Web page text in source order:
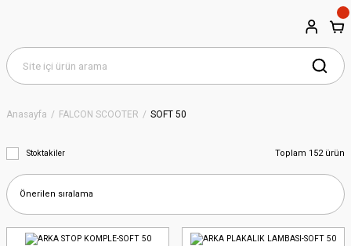
Anasayfa FALCON SCOOTER SOFT 50
Stoktakiler Toplam 152 ürün